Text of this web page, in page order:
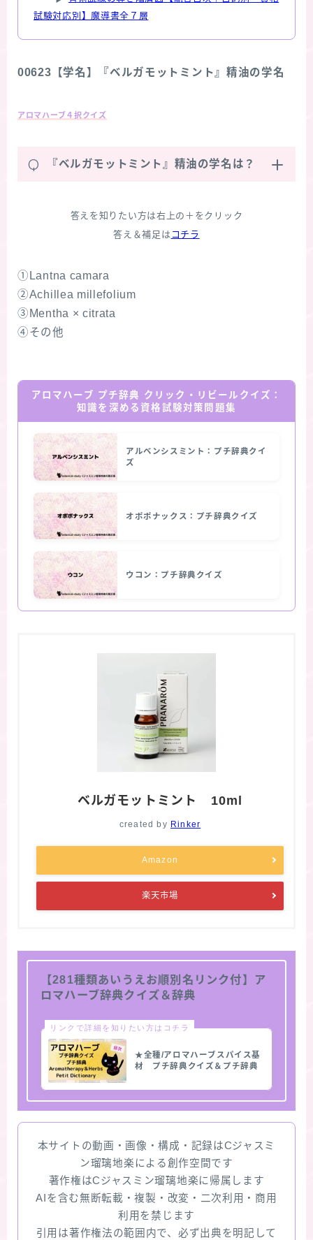
試験対応別】魔導書全７層
00623【学名】『ベルガモットミント』精油の学名
アロマハーブ４択クイズ
Q 『ベルガモットミント』精油の学名は？
答えを知りたい方は右上の＋をクリック
答え＆補足は コチラ
①Lantna camara
②Achillea millefolium
③Mentha × citrata
④その他
アロマハーブ プチ辞典 クリック・リビールクイズ：
知識を深める資格試験対策問題集
アルベンシスミント：プチ辞典クイ
ズ
オポポナックス：プチ辞典クイズ
ウコン：プチ辞典クイズ
ベルガモットミント 10ml
created by Rinker
Amazon
楽天市場
【281種類あいうえお順別名リンク付】ア
ロマハーブ辞典クイズ＆辞典
リンクで詳細を知りたい方はコチラ
★全種/アロマハーブスパイス基
材 プチ辞典クイズ＆プチ辞典
本サイトの動画・画像・構成・記録はCジャスミ
ン瑠璃地楽による創作空間です
著作権はCジャスミン瑠璃地楽に帰属します
AIを含む無断転載・複製・改変・二次利用・商用
利用を禁じます
引用は著作権法の範囲内で、必ず出典を明記して